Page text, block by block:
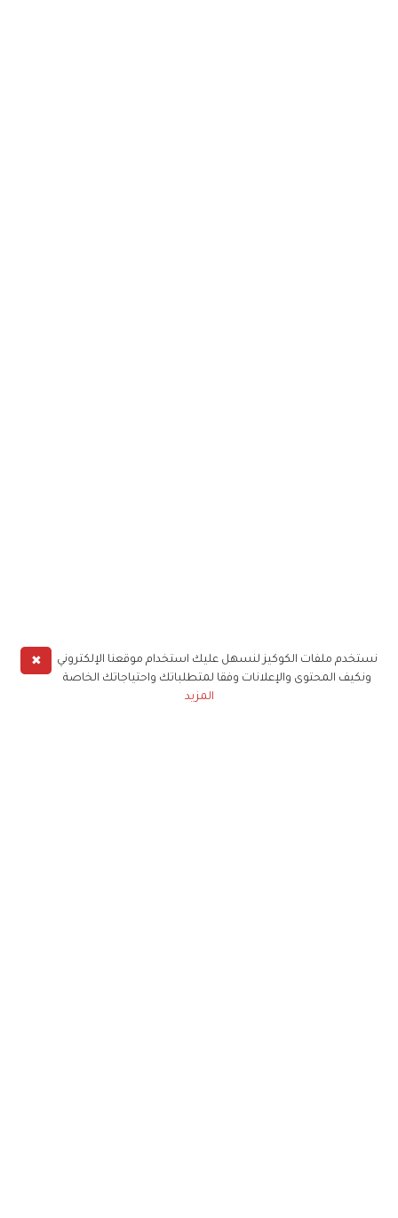
✖
نستخدم ملفات الكوكيز لنسهل عليك استخدام موقعنا الإلكتروني
ونكيف المحتوى والإعلانات وفقا لمتطلباتك واحتياجاتك الخاصة
المزيد